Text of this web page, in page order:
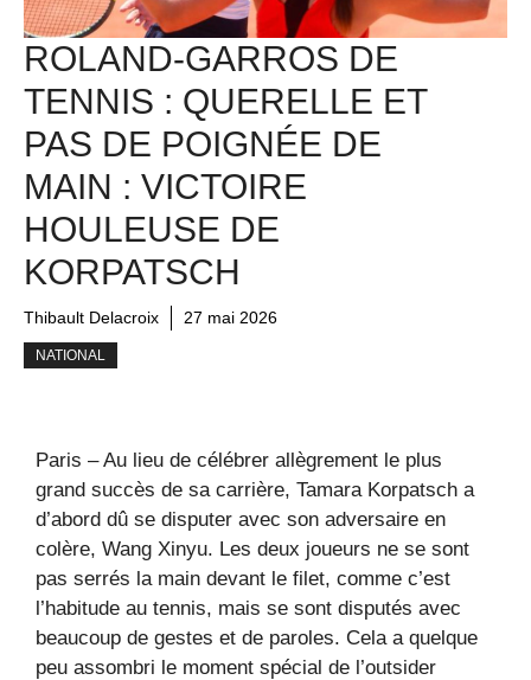
ROLAND-GARROS DE
TENNIS : QUERELLE ET
PAS DE POIGNÉE DE
MAIN : VICTOIRE
HOULEUSE DE
KORPATSCH
Thibault Delacroix 27 mai 2026
NATIONAL
Paris – Au lieu de célébrer allègrement le plus
grand succès de sa carrière, Tamara Korpatsch a
d’abord dû se disputer avec son adversaire en
colère, Wang Xinyu. Les deux joueurs ne se sont
pas serrés la main devant le filet, comme c’est
l’habitude au tennis, mais se sont disputés avec
beaucoup de gestes et de paroles. Cela a quelque
peu assombri le moment spécial de l’outsider